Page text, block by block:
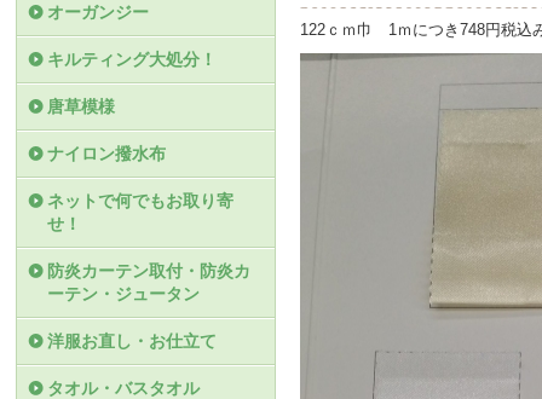
122ｃｍ巾 1ｍにつき748円税込
オーガンジー
キルティング大処分！
唐草模様
ナイロン撥水布
ネットで何でもお取り寄
せ！
防炎カーテン取付・防炎カ
ーテン・ジュータン
洋服お直し・お仕立て
タオル・バスタオル